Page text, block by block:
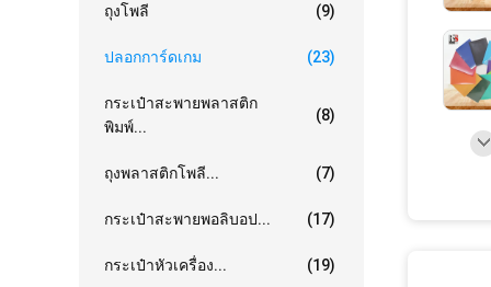
ถุงโพลี (9)
ปลอกการ์ดเกม (23)
กระเป๋าสะพายพลาสติก
พิมพ์...
(8)
ถุงพลาสติกโพลี... (7)
กระเป๋าสะพายพอลิบอป... (17)
กระเป๋าหัวเครื่อง... (19)